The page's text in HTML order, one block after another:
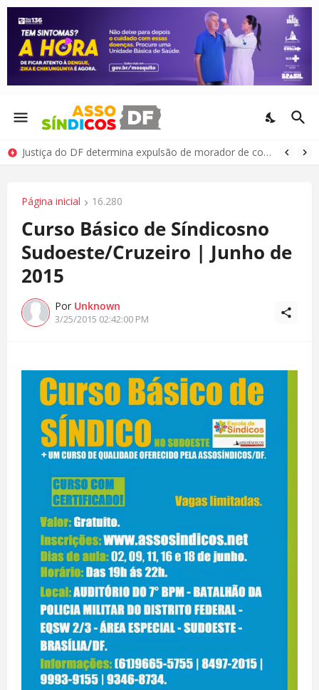
Justiça do DF determina expulsão de morador de condomínio por comportamento antissocial
Página inicial 16.280
Curso Básico de Síndicosno
Sudoeste/Cruzeiro | Junho de
2015
Por Unknown
3/25/2015 02:42:00 PM